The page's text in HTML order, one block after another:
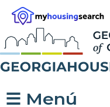
☰ Menú